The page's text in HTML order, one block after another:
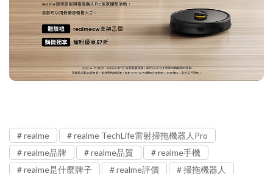
realme
realme TechLife雷射掃拖機器人Pro
realme品牌
realme品質
realme手機
realme是什麼牌子
realme評價
掃拖機器人